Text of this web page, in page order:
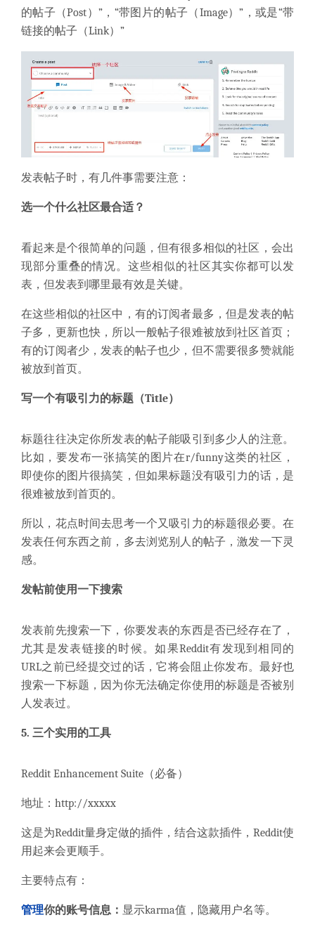
的帖子（Post）”，“带图片的帖子（Image）”，或是“带
链接的帖子（Link）”
发表帖子时，有几件事需要注意：
选一个什么社区最合适？
看起来是个很简单的问题，但有很多相似的社区，会出
现部分重叠的情况。这些相似的社区其实你都可以发
表，但发表到哪里最有效是关键。
在这些相似的社区中，有的订阅者最多，但是发表的帖
子多，更新也快，所以一般帖子很难被放到社区首页；
有的订阅者少，发表的帖子也少，但不需要很多赞就能
被放到首页。
写一个有吸引力的标题（Title）
标题往往决定你所发表的帖子能吸引到多少人的注意。
比如，要发布一张搞笑的图片在r/funny这类的社区，
即使你的图片很搞笑，但如果标题没有吸引力的话，是
很难被放到首页的。
所以，花点时间去思考一个又吸引力的标题很必要。在
发表任何东西之前，多去浏览别人的帖子，激发一下灵
感。
发帖前使用一下搜索
发表前先搜索一下，你要发表的东西是否已经存在了，
尤其是发表链接的时候。如果Reddit有发现到相同的
URL之前已经提交过的话，它将会阻止你发布。最好也
搜索一下标题，因为你无法确定你使用的标题是否被别
人发表过。
5. 三个实用的工具
Reddit Enhancement Suite（必备）
地址： http://xxxxx
这是为Reddit量身定做的插件，结合这款插件，Reddit使
用起来会更顺手。
主要特点有：
管理你的账号信息： 显示karma值，隐藏用户名等。